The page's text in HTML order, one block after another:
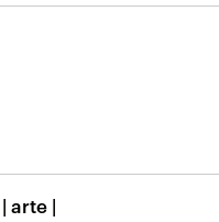
| arte |